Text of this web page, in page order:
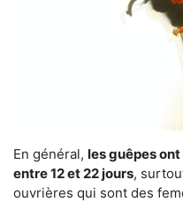
En général, les guêpes
entre 12 et 22 jours,
ouvrières qui sont des